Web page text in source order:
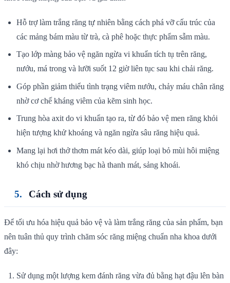
Hỗ trợ làm trắng răng tự nhiên bằng cách phá vỡ cấu trúc của
các mảng bám màu từ trà, cà phê hoặc thực phẩm sẫm màu.
Tạo lớp màng bảo vệ ngăn ngừa vi khuẩn tích tụ trên răng,
nướu, má trong và lưỡi suốt 12 giờ liên tục sau khi chải răng.
Góp phần giảm thiểu tình trạng viêm nướu, chảy máu chân răng
nhờ cơ chế kháng viêm của kẽm sinh học.
Trung hòa axit do vi khuẩn tạo ra, từ đó bảo vệ men răng khỏi
hiện tượng khử khoáng và ngăn ngừa sâu răng hiệu quả.
Mang lại hơi thở thơm mát kéo dài, giúp loại bỏ mùi hôi miệng
khó chịu nhờ hương bạc hà thanh mát, sảng khoái.
Cách sử dụng
Để tối ưu hóa hiệu quả bảo vệ và làm trắng răng của sản phẩm, bạn
nên tuân thủ quy trình chăm sóc răng miệng chuẩn nha khoa dưới
đây:
Sử dụng một lượng kem đánh răng vừa đủ bằng hạt đậu lên bàn